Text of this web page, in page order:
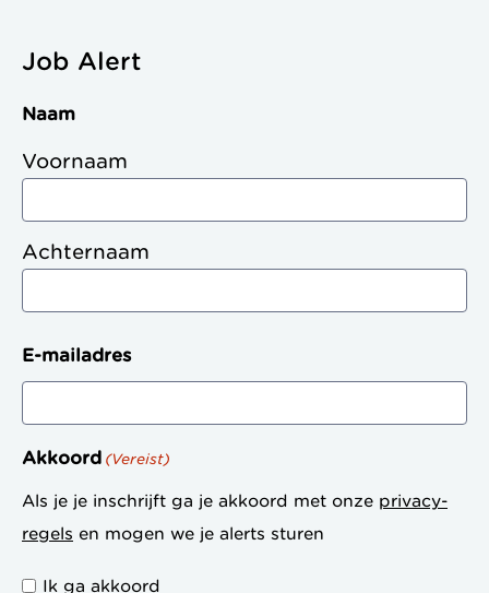
Job Alert
Naam
Voornaam
Achternaam
E-mailadres
Akkoord (Vereist)
Als je je inschrijft ga je akkoord met onze privacy-
regels en mogen we je alerts sturen
Ik ga akkoord